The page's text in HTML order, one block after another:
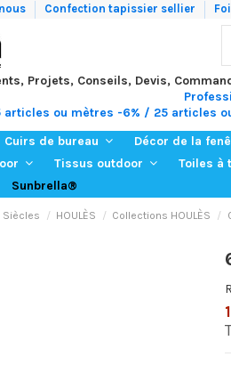
Confection tapissier sellier
Projets, Conseils, Devis,
articles ou mètres -6% / 25 articles
Cuirs de bureau Décor de la
Tissus outdoor Toiles à
Sunbrella®
Siècles HOULÈS Collections HOULÈS